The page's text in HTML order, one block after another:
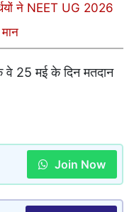
ने NEET UG 2026
वे 25 मई के दिन मतदान
Join Now